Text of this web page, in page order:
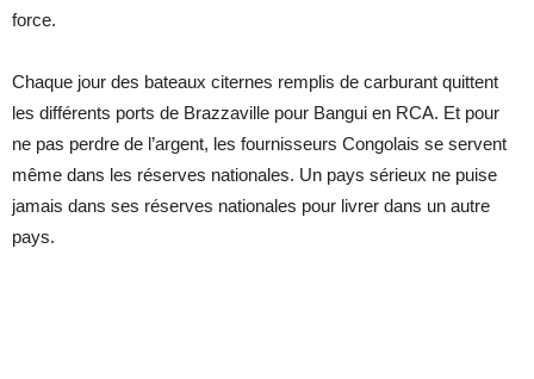
force.
Chaque jour des bateaux citernes remplis de carburant quittent
les différents ports de Brazzaville pour Bangui en RCA. Et pour
ne pas perdre de l’argent, les fournisseurs Congolais se servent
même dans les réserves nationales. Un pays sérieux ne puise
jamais dans ses réserves nationales pour livrer dans un autre
pays.